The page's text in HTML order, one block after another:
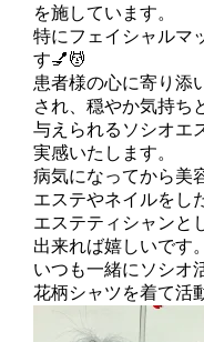
を施しています。
特にフェイシャルマ
す💅💆
患者様の心に寄り添
され、穏やか気持ち
与えられるソシオエ
実感いたします。
病気になってから美
エステやネイルをし
エステティシャンと
出来れば嬉しいです。
いつも一緒にソシオ
花柄シャツを着て活